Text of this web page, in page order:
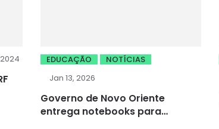
EDUCAÇÃO
NOTÍCIAS
Jan 13, 2026
Governo de Novo Oriente
entrega notebooks para